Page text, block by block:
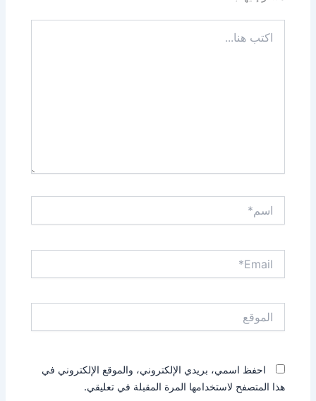
هنا...
احفظ اسمي، بريدي الإلكتروني، والموقع الإلكتروني في
هذا المتصفح لاستخدامها المرة المقبلة في تعليقي.